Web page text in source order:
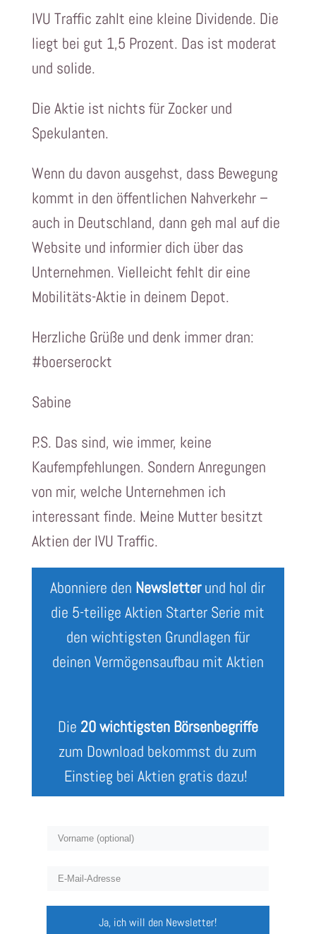
IVU Traffic zahlt eine kleine Dividende. Die
liegt bei gut 1,5 Prozent. Das ist moderat
und solide.
Die Aktie ist nichts für Zocker und
Spekulanten.
Wenn du davon ausgehst, dass Bewegung
kommt in den öffentlichen Nahverkehr –
auch in Deutschland, dann geh mal auf die
Website und informier dich über das
Unternehmen. Vielleicht fehlt dir eine
Mobilitäts-Aktie in deinem Depot.
Herzliche Grüße und denk immer dran:
#boerserockt
Sabine
P.S. Das sind, wie immer, keine
Kaufempfehlungen. Sondern Anregungen
von mir, welche Unternehmen ich
interessant finde. Meine Mutter besitzt
Aktien der IVU Traffic.
Abonniere den Newsletterund hol dir
die 5-teilige Aktien Starter Serie mit
den wichtigsten Grundlagen für
deinen Vermögensaufbau mit Aktien
Die 20 wichtigsten Börsenbegriffe
zum Download bekommst du zum
Einstieg bei Aktien gratis dazu!
Ja, ich will den Newsletter!